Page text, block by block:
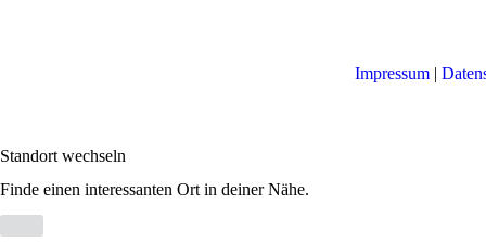
Impressum |
Standort wechseln
Finde einen interessanten Ort in deiner Nähe.